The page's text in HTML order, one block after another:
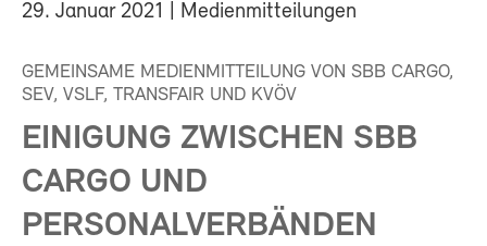
29. Januar 2021 | Medienmitteilungen
GEMEINSAME MEDIENMITTEILUNG VON SBB CARGO,
SEV, VSLF, TRANSFAIR UND KVÖV
EINIGUNG ZWISCHEN SBB
CARGO UND
PERSONALVERBÄNDEN